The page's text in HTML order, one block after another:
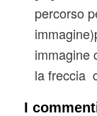
percorso
immagine
la freccia
I